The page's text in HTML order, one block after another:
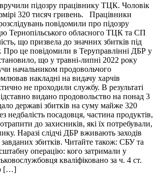
підозру працівнику ТЦК. Чоловік
320 тисяч гривень. Працівники
повідомили про підозру
Тернопільського обласного ТЦК та СП
що призвела до значних збитків під
Про це повідомили в Теруправлінні ДБР у
що у травні-липні 2022 року
начальником продовольчого
накладні на видачу харчів
не проходили службу. В результаті
видано продовольство на понад 3
державі збитків на суму майже 320
недбалість посадовця, частина продуктів,
до захисників, які їх потребували,
Наразі слідчі ДБР вживають заходів
збитків. Читайте також: СБУ та
операцію: кого затримали у
кваліфіковано за ч. 4 ст.
[…]